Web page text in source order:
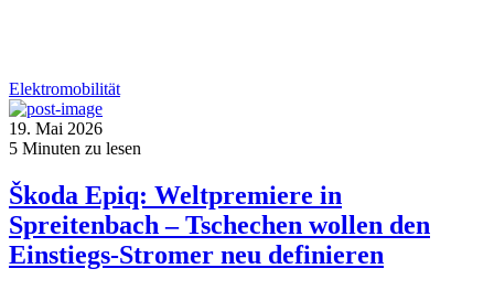
Elektromobilität
19. Mai 2026
5 Minuten zu lesen
Škoda Epiq: Weltpremiere in
Spreitenbach – Tschechen wollen den
Einstiegs-Stromer neu definieren